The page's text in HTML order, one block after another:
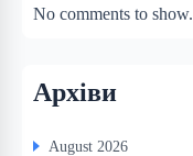
No comments to show.
Архіви
August 2026